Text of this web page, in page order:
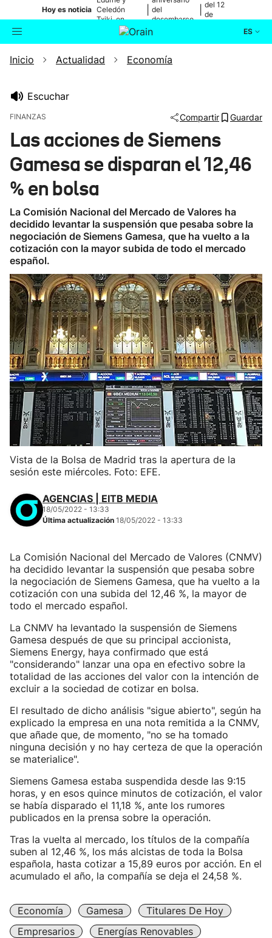
Hoy es noticia Celedón
Txiki, en
directo
del
desembarco
de Elkano
del 12
de
ES
Buscador Actualidad
Ikusmiran
Inicio Actualidad Economía
Escuchar
FINANZAS Compartir Guardar
Las acciones de Siemens
Gamesa se disparan el 12,46
% en bolsa
La Comisión Nacional del Mercado de Valores ha
decidido levantar la suspensión que pesaba sobre la
negociación de Siemens Gamesa, que ha vuelto a la
cotización con la mayor subida de todo el mercado
español.
Vista de la Bolsa de Madrid tras la apertura de la
sesión este miércoles. Foto: EFE.
AGENCIAS | EITB MEDIA
18/05/2022 - 13:33
Última actualización 18/05/2022 - 13:33
La Comisión Nacional del Mercado de Valores (CNMV)
ha decidido levantar la suspensión que pesaba sobre
la negociación de Siemens Gamesa, que ha vuelto a la
cotización con una subida del 12,46 %, la mayor de
todo el mercado español.
La CNMV ha levantado la suspensión de Siemens
Gamesa después de que su principal accionista,
Siemens Energy, haya confirmado que está
"considerando" lanzar una opa en efectivo sobre la
totalidad de las acciones del valor con la intención de
excluir a la sociedad de cotizar en bolsa.
El resultado de dicho análisis "sigue abierto", según ha
explicado la empresa en una nota remitida a la CNMV,
que añade que, de momento, "no se ha tomado
ninguna decisión y no hay certeza de que la operación
se materialice".
Siemens Gamesa estaba suspendida desde las 9:15
horas, y en esos quince minutos de cotización, el valor
se había disparado el 11,18 %, ante los rumores
publicados en la prensa sobre la operación.
Tras la vuelta al mercado, los títulos de la compañía
suben al 12,46 %, los más alcistas de toda la Bolsa
española, hasta cotizar a 15,89 euros por acción. En el
acumulado el año, la compañía se deja el 24,58 %.
Economía Gamesa
Titulares De Hoy
Empresarios
Energías Renovables